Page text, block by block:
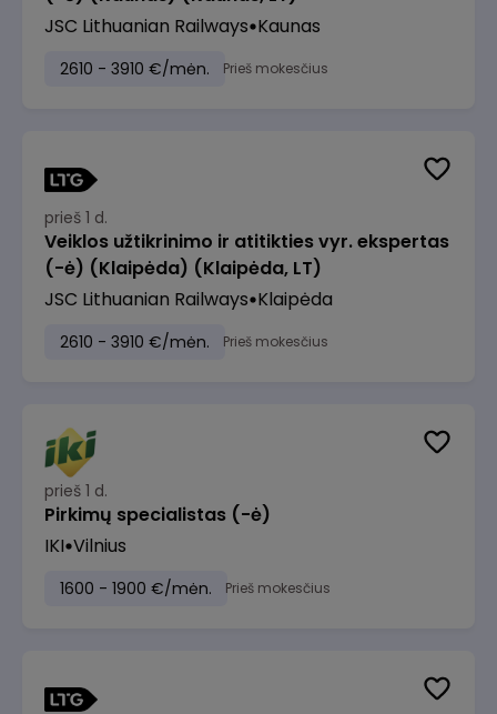
JSC Lithuanian Railways Kaunas
2610 - 3910 €/mėn. Prieš mokesčius
prieš 1 d.
Veiklos užtikrinimo ir atitikties vyr. ekspertas
(-ė) (Klaipėda) (Klaipėda, LT)
JSC Lithuanian Railways Klaipėda
2610 - 3910 €/mėn. Prieš mokesčius
prieš 1 d.
Pirkimų specialistas (-ė)
IKI Vilnius
1600 - 1900 €/mėn. Prieš mokesčius